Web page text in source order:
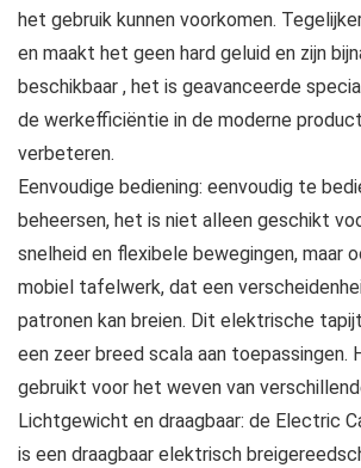
het gebruik kunnen voorkomen.
en maakt het geen hard geluid en zijn
beschikbaar , het is geavanceerde
de werkefficiëntie in de moderne
verbeteren.
Eenvoudige bediening: eenvoudig te
beheersen, het is niet alleen geschikt
snelheid en flexibele bewegingen, maar
mobiel tafelwerk, dat een
patronen kan breien. Dit elektrische
een zeer breed scala aan toepassingen.
gebruikt voor het weven van
Lichtgewicht en draagbaar: de Electric
is een draagbaar elektrisch